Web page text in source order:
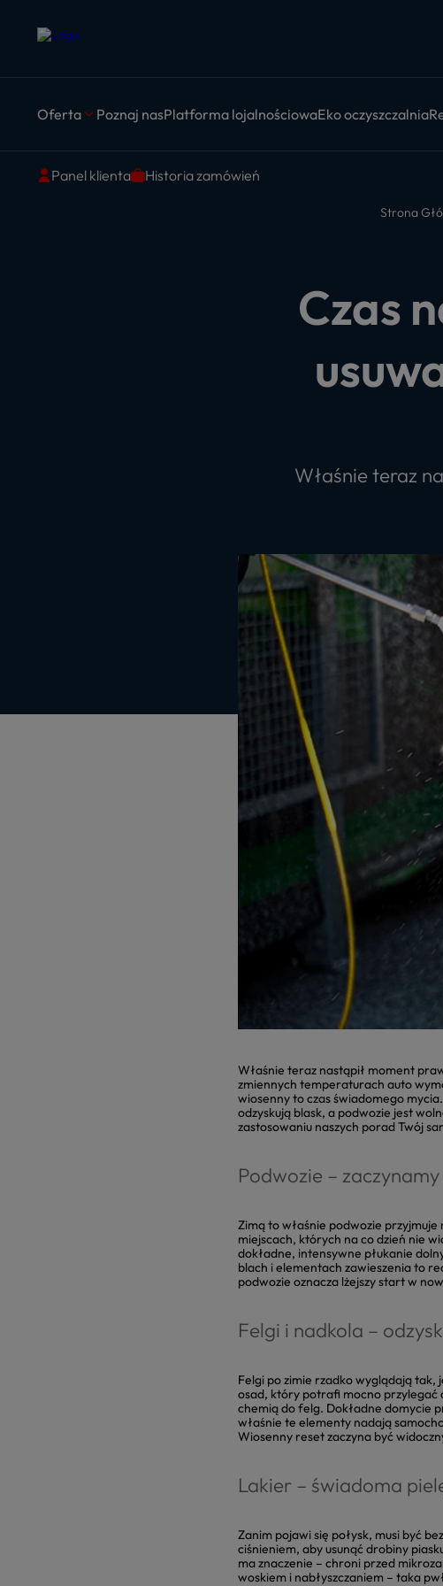
Oferta Poznaj nasPlatforma lojalnościowaEko oczyszczalnia
Panel klienta Historia zamówień
Strona
Czas
Właśnie teraz
Właśnie teraz nastąpił moment
zmiennych temperaturach auto
wiosenny to czas świadomego
odzyskują blask, a podwozie jest
zastosowaniu naszych porad Twój
Podwozie –
Zimą to właśnie podwozie
miejscach, których na co dzień nie
dokładne, intensywne płukanie
blach i elementach zawieszenia to
podwozie oznacza lżejszy start w
Felgi i nadkola –
Felgi po zimie rzadko wyglądają tak,
osad, który potrafi mocno
chemią do felg. Dokładne domycie
właśnie te elementy nadają
Wiosenny reset zaczyna być
Lakier – świadoma
Zanim pojawi się połysk, musi być
ciśnieniem, aby usunąć drobiny
ma znaczenie – chroni przed
woskiem i nabłyszczaniem – taka